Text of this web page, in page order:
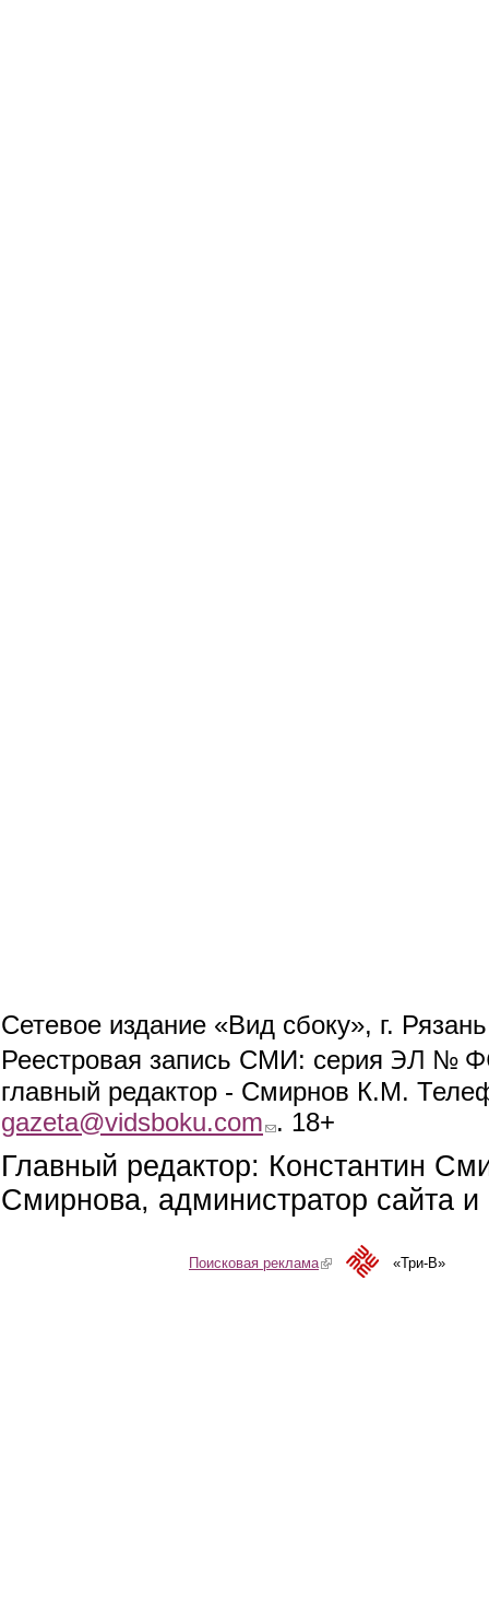
Сетевое издание «Вид сбоку», г.
Реестровая запись СМИ: серия ЭЛ №
главный редактор - Смирнов К.М.
gazeta@vidsboku.com (link sends e-mail)
. 18+
Главный редактор: Константин
Смирнова, администратор сайта
Поисковая реклама(link is external)«Три-В»